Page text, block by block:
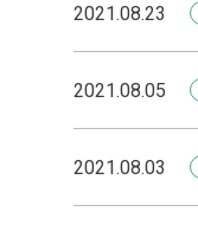
2021.08.23
2021.08.05
2021.08.03